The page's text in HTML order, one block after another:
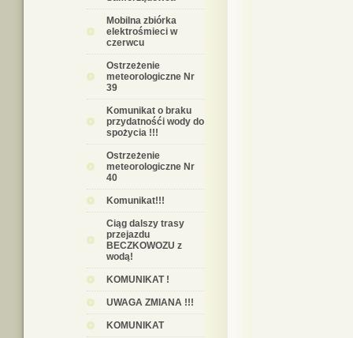
Mobilna zbiórka
elektrośmieci w
czerwcu
Ostrzeżenie
meteorologiczne Nr
39
Komunikat o braku
przydatnośći wody do
spożycia !!!
Ostrzeżenie
meteorologiczne Nr
40
Komunikat!!!
Ciąg dalszy trasy
przejazdu
BECZKOWOZU z
wodą!
KOMUNIKAT !
UWAGA ZMIANA !!!
KOMUNIKAT